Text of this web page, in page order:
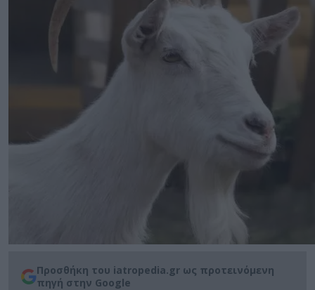
Προσθήκη του iatropedia.gr ως προτεινόμενη
πηγή στην Google